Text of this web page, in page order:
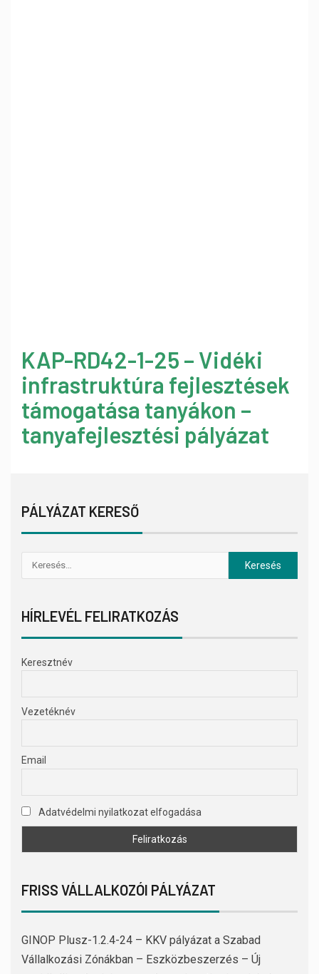
KAP-RD42-1-25 – Vidéki
infrastruktúra fejlesztések
támogatása tanyákon –
tanyafejlesztési pályázat
PÁLYÁZAT KERESŐ
HÍRLEVÉL FELIRATKOZÁS
Keresztnév
Vezetéknév
Email
Adatvédelmi nyilatkozat elfogadása
FRISS VÁLLALKOZÓI PÁLYÁZAT
GINOP Plusz-1.2.4-24 – KKV pályázat a Szabad
Vállalkozási Zónákban – Eszközbeszerzés – Új